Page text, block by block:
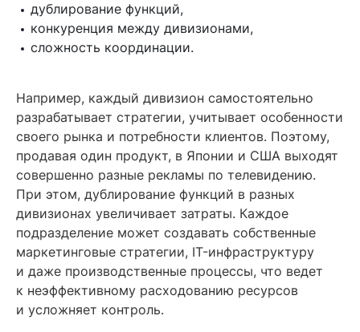
дублирование функций,
конкуренция между дивизионами,
сложность координации.
Например, каждый дивизион самостоятельно
разрабатывает стратегии, учитывает особенности
своего рынка и потребности клиентов. Поэтому,
продавая один продукт, в Японии и США выходят
совершенно разные рекламы по телевидению.
При этом, дублирование функций в разных
дивизионах увеличивает затраты. Каждое
подразделение может создавать собственные
маркетинговые стратегии, IT-инфраструктуру
и даже производственные процессы, что ведет
к неэффективному расходованию ресурсов
и усложняет контроль.